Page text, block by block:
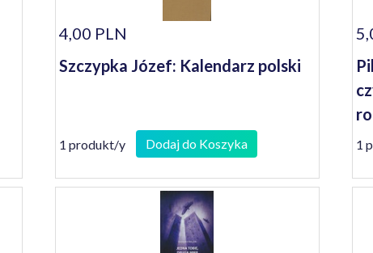
4,00 PLN
Szczypka Józef: Kalendarz polski
1 produkt/y Dodaj do Koszyka 1